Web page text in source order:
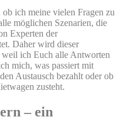
ich meine vielen Fragen zu
möglichen Szenarien, die
Experten der
Daher wird dieser
ich Euch alle Antworten
mich, was passiert mit
Austausch bezahlt oder ob
zusteht.
– ein